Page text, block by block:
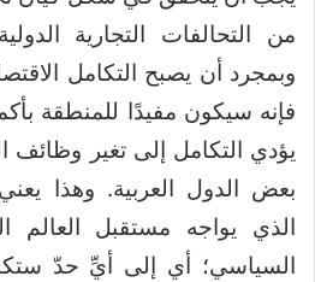
من التحالفات التجارية
وبمجرد أن يصبح التكامل
فإنه سيكون مفيدًا للمنطقة
يؤدي التكامل إلى تغير وظائف
بعض الدول العربية. وهذا
الذي يواجه مستقبل العالم
السياسي؛ أي إلى أيِّ حدّ